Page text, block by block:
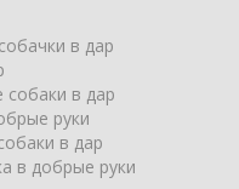
в дар
собаки в дар
руки
в дар
в добрые руки